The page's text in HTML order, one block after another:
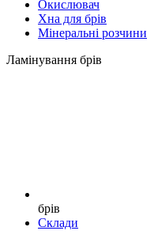
Окислювач
Хна для брів
Мінеральні розчини
Ламінування брів
брів
Склади